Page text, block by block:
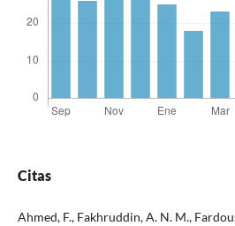
Citas
Ahmed, F., Fakhruddin, A. N. M.,